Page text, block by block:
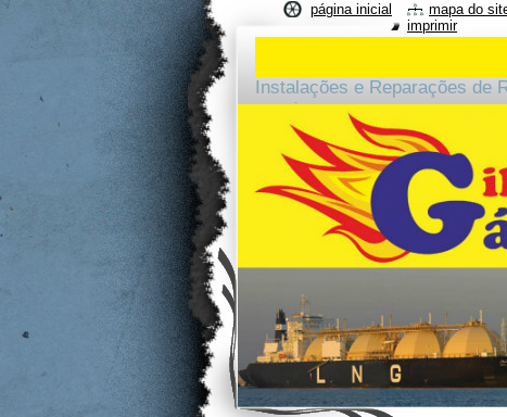
Instalações e Reparações de
arredores.
página inicial mapa do
imprimir